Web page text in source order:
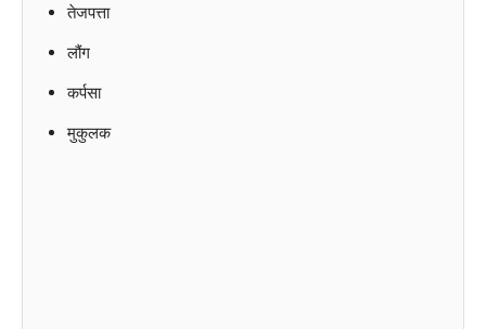
तेजपत्ता
लौंग
कर्पसा
मुकुलक